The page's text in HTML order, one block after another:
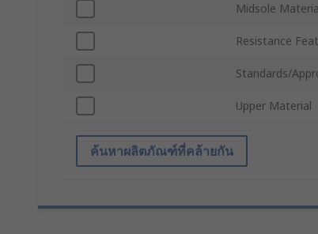
Midsole
Resistance
Standards/
Upper Material
ค้นหาผลิตภัณฑ์ที่คล้ายกัน